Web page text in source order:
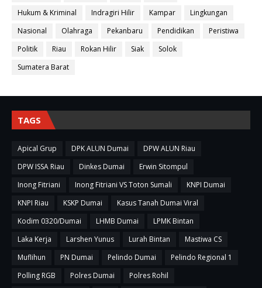
Hukum & Kriminal
Indragiri Hilir Kampar
Lingkungan
Nasional
Olahraga Pekanbaru Pendidikan
Peristiwa
Politik
Riau Rokan Hilir Siak
Solok
Sumatera Barat
TAGS
Apical Grup DPK ALUN Dumai
DPW ALUN Riau
DPW ISSA Riau
Dinkes Dumai
Erwin Sitompul
Inong Fitriani
Inong Fitriani VS Toton Sumali
KNPI Dumai
KNPI Riau
KSKP Dumai
Kasus Tanah Dumai Viral
Kodim 0320/Dumai
LHMB Dumai
LPMK Bintan
Laka Kerja
Larshen Yunus Lurah Bintan
Mastiwa CS
Muflihun
PN Dumai Pelindo Dumai
Pelindo Regional 1
Polling RGB
Polres Dumai
Polres Rohil